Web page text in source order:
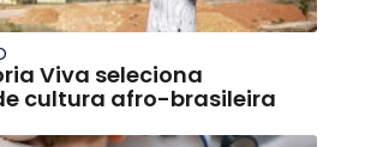
Viva seleciona
cultura afro-brasileira